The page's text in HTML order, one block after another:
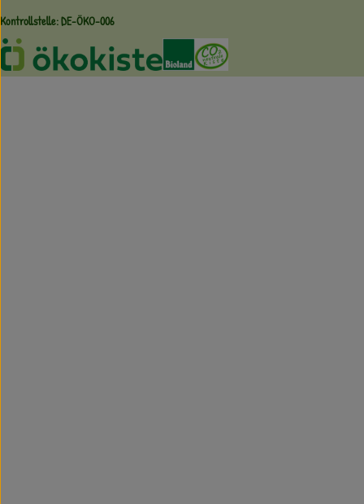
Kontrollstelle: DE-ÖKO-006
Externer Link zu /ueber-uns/
Externer Link zu /regionale-
Externer Link zu /